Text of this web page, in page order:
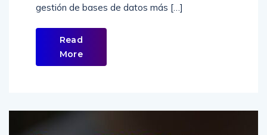
gestión de bases de datos más […]
Read
More